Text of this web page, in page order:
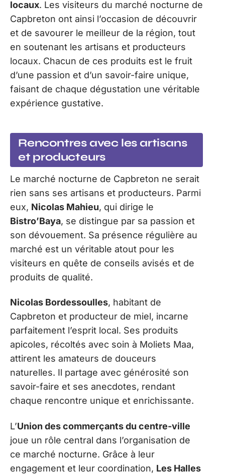
locaux. Les visiteurs du marché nocturne de
Capbreton ont ainsi l’occasion de découvrir
et de savourer le meilleur de la région, tout
en soutenant les artisans et producteurs
locaux. Chacun de ces produits est le fruit
d’une passion et d’un savoir-faire unique,
faisant de chaque dégustation une véritable
expérience gustative.
Rencontres avec les artisans
et producteurs
Le marché nocturne de Capbreton ne serait
rien sans ses artisans et producteurs. Parmi
eux, Nicolas Mahieu, qui dirige le
Bistro’Baya, se distingue par sa passion et
son dévouement. Sa présence régulière au
marché est un véritable atout pour les
visiteurs en quête de conseils avisés et de
produits de qualité.
Nicolas Bordessoulles, habitant de
Capbreton et producteur de miel, incarne
parfaitement l’esprit local. Ses produits
apicoles, récoltés avec soin à Moliets Maa,
attirent les amateurs de douceurs
naturelles. Il partage avec générosité son
savoir-faire et ses anecdotes, rendant
chaque rencontre unique et enrichissante.
L’Union des commerçants du centre-ville
joue un rôle central dans l’organisation de
ce marché nocturne. Grâce à leur
engagement et leur coordination, Les Halles